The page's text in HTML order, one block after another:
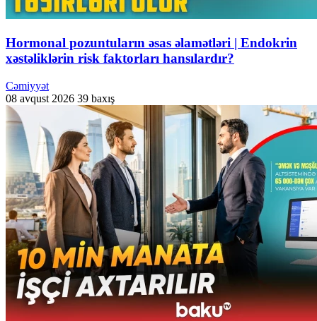
Hormonal pozuntuların əsas əlamətləri | Endokrin
xəstəliklərin risk faktorları hansılardır?
Cəmiyyət
08 avqust 2026 39 baxış